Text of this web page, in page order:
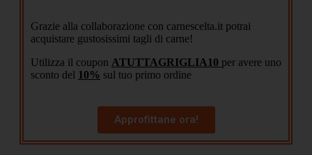
Grazie alla collaborazione con carnescelta.it potrai
acquistare gustosissimi tagli di carne!
Utilizza il coupon ATUTTAGRIGLIA10 per avere uno
sconto del 10% sul tuo primo ordine
Approfittane ora!